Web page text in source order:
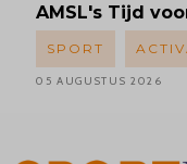
AMSL's Tijd
SPORT
05 AUGUSTUS 2026